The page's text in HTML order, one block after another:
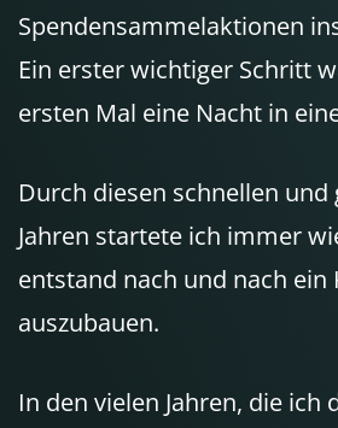
Spendensammelaktionen
Ein erster wichtiger Schritt
ersten Mal eine Nacht in
Durch diesen schnellen
Jahren startete ich immer
entstand nach und nach
auszubauen.
In den vielen Jahren, die